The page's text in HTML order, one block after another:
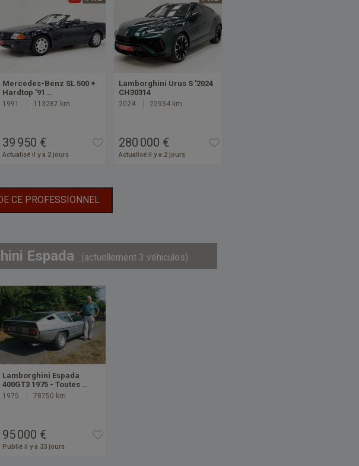
Mercedes-Benz SL 500 +
Hardtop '91 …
1991 113287 km
39 950 €
Actualisé il y a 2 jours
Lamborghini Urus S '2024
CH30314
2024 22934 km
280 000 €
Actualisé il y a 2 jours
CE PROFESSIONNEL
Espada (actuellement 3 véhicules)
Lamborghini Espada
400GT3 1975 - Toutes …
1975 78750 km
95 000 €
Publié il y a 33 jours